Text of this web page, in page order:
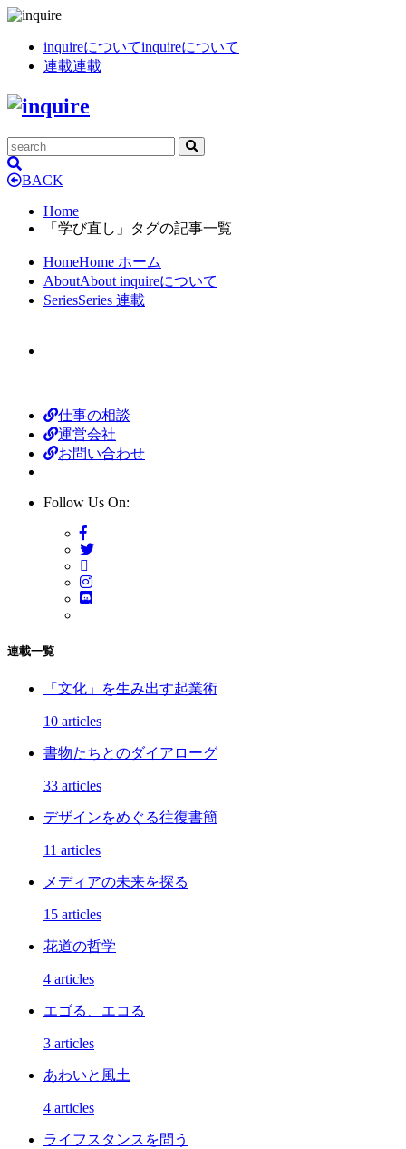
inquireについてinquireについて
連載連載
BACK
Home
「学び直し」タグの記事一覧
HomeHome ホーム
AboutAbout inquireについて
SeriesSeries 連載
仕事の相談
運営会社
お問い合わせ
Follow Us On:
連載一覧
「文化」を生み出す起業術
10 articles
書物たちとのダイアローグ
33 articles
デザインをめぐる往復書簡
11 articles
メディアの未来を探る
15 articles
花道の哲学
4 articles
エゴる、エコる
3 articles
あわいと風土
4 articles
ライフスタンスを問う